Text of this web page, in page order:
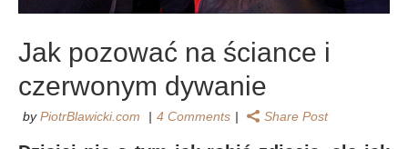
Jak pozować na ściance i
czerwonym dywanie
byPiotrBlawicki.com 4 Comments Share Post